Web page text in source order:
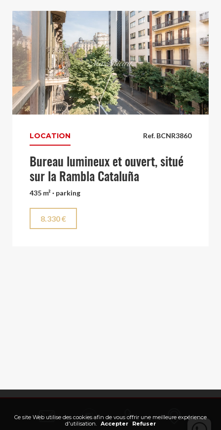
Ref. BCNR3860
LOCATION
Bureau lumineux et ouvert, situé
sur la Rambla Cataluña
435 m² · parking
8.330 €
Ce site Web utilise des cookies afin de vous offrir une meilleure expérience
d'utilisation. Accepter Refuser